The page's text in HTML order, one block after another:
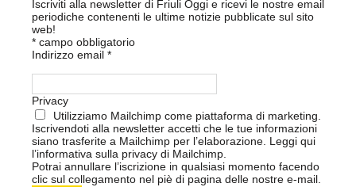
Iscriviti alla newsletter di Friuli Oggi e ricevi le nostre email
periodiche contenenti le ultime notizie pubblicate sul sito
web!
* campo obbligatorio
Indirizzo email *
Privacy
Utilizziamo Mailchimp come piattaforma di marketing.
Iscrivendoti alla newsletter accetti che le tue informazioni
siano trasferite a Mailchimp per l’elaborazione. Leggi qui
l’informativa sulla privacy di Mailchimp
Potrai annullare l’iscrizione in qualsiasi momento facendo
clic sul collegamento nel piè di pagina delle nostre e-mail.